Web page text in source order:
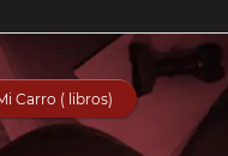
Carro ( libros)